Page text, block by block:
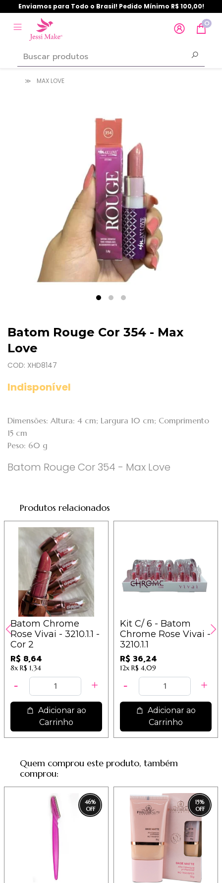
Enviamos para Todo o Brasil! Pedido Mínimo R$ 100,00!
0
MAX LOVE
Batom Rouge Cor 354 - Max
Love
COD: XHD8147
Indisponível
Dimensões: Altura: 4 cm; Largura 10 cm; Comprimento
15 cm
Peso: 60 g
Batom Rouge Cor 354 - Max Love
Produtos relacionados
Batom Chrome
Rose Vivai - 3210.1.1 -
Cor 2
R$ 8,64
8x R$ 1,34
Adicionar ao
Carrinho
Kit C/ 6 - Batom
Chrome Rose Vivai -
3210.1.1
R$ 36,24
12x R$ 4,09
Adicionar ao
Carrinho
Quem comprou este produto, também
comprou:
46% 15%